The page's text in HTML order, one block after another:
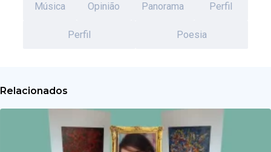
Música Opinião Panorama Perfil
Perfil Poesia
Relacionados